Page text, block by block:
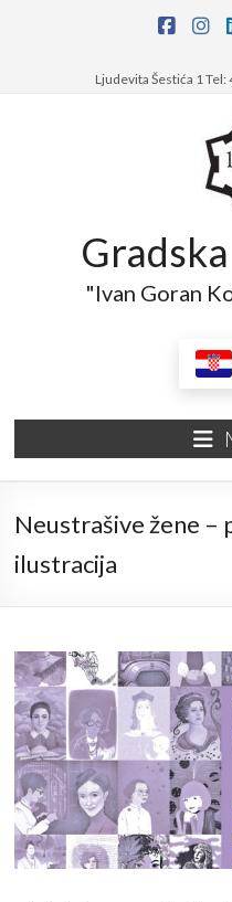
Ljudevita Šestića 1
"Ivan Goran
Neustrašive žene –
ilustracija